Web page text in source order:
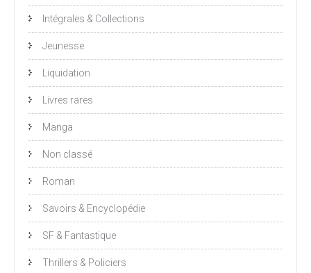
Intégrales & Collections
Jeunesse
Liquidation
Livres rares
Manga
Non classé
Roman
Savoirs & Encyclopédie
SF & Fantastique
Thrillers & Policiers